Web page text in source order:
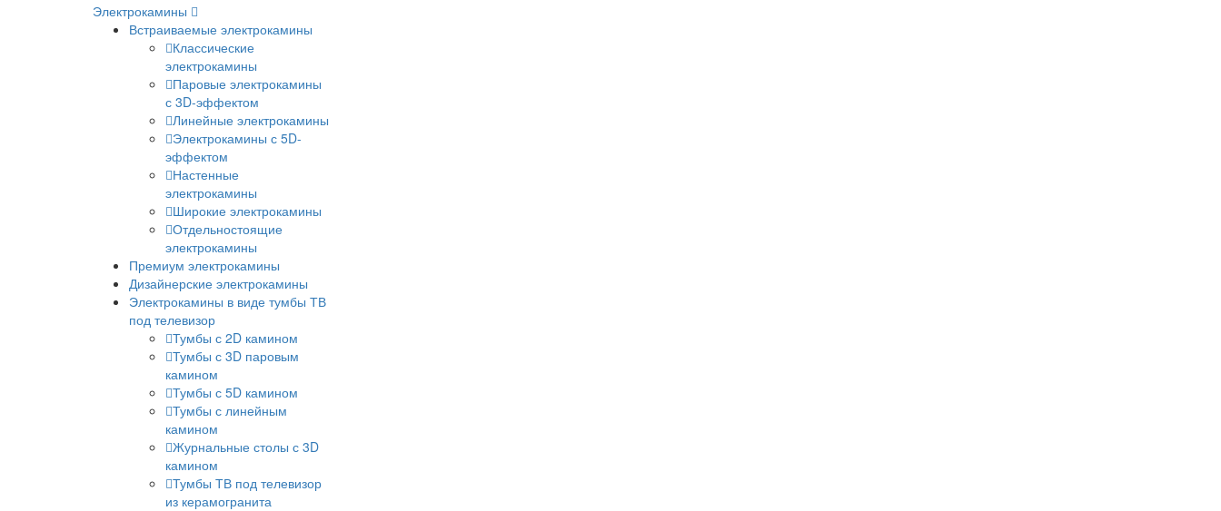
Электрокамины
Встраиваемые электрокамины
Классические
электрокамины
Паровые электрокамины
с 3D-эффектом
Линейные электрокамины
Электрокамины с 5D-
эффектом
Настенные
электрокамины
Широкие электрокамины
Отдельностоящие
электрокамины
Премиум электрокамины
Дизайнерские электрокамины
Электрокамины в виде тумбы ТВ
под телевизор
Тумбы с 2D камином
Тумбы с 3D паровым
камином
Тумбы с 5D камином
Тумбы с линейным
камином
Журнальные столы с 3D
камином
Тумбы ТВ под телевизор
из керамогранита